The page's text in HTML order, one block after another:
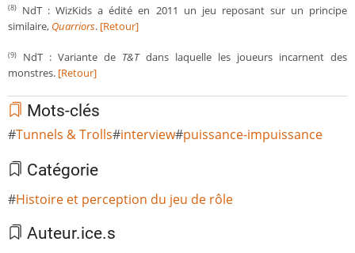
(8)
NdT : WizKids a édité en 2011 un jeu reposant sur un principe
similaire, Quarriors. [Retour]
(9) NdT : Variante de T&Tdans laquelle les joueurs incarnent des
monstres. [Retour]
Mots-clés
Tunnels & Trolls interview puissance-impuissance
Catégorie
Histoire et perception du jeu de rôle
Auteur.ice.s